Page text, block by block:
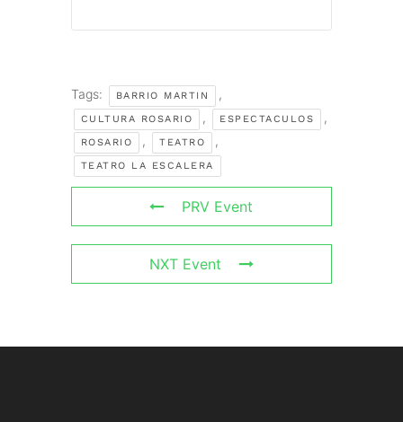
Tags: BARRIO MARTIN ,
CULTURA ROSARIO , ESPECTACULOS ,
ROSARIO , TEATRO ,
TEATRO LA ESCALERA
PRV Event
NXT Event